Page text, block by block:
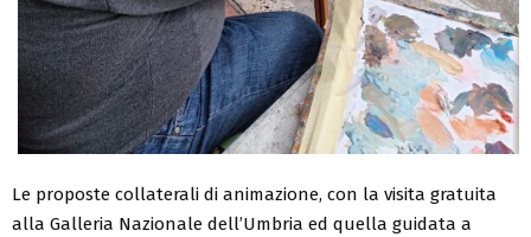
Le proposte collaterali di animazione, con la visita gratuita
alla Galleria Nazionale dell’Umbria ed quella guidata a